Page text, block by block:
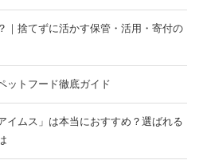
｜捨てずに活かす保管・活用・寄付の
ットフード徹底ガイド
イムス」は本当におすすめ？選ばれる